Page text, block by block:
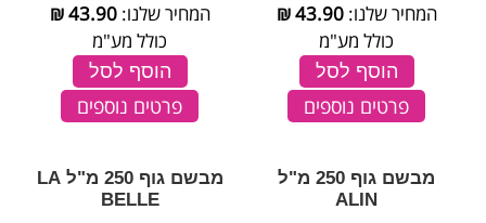
המחיר שלנו:43.90
₪
כולל מע"מ
הוסף לסל
פרטים נוספים
המחיר שלנו:43.90
₪
כולל מע"מ
הוסף לסל
פרטים נוספים
מבשם גוף 250 מ"ל
ALIN
מבשם גוף 250 מ"ל LA
BELLE